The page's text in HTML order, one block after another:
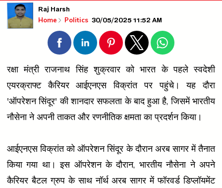
Raj Harsh
Home Politics 30/05/2025 11:52 AM
रक्षा मंत्री राजनाथ सिंह शुक्रवार को भारत के पहले स्वदेशी
एयरक्राफ्ट कैरियर आईएनएस विक्रांत पर पहुंचे। यह दौरा
'ऑपरेशन सिंदूर' की शानदार सफलता के बाद हुआ है, जिसमें भारतीय
नौसेना ने अपनी ताकत और रणनीतिक क्षमता का प्रदर्शन किया।
आईएनएस विक्रांत को ऑपरेशन सिंदूर के दौरान अरब सागर में तैनात
किया गया था। इस ऑपरेशन के दौरान, भारतीय नौसेना ने अपने
कैरियर बैटल ग्रुप के साथ नॉर्थ अरब सागर में फॉरवर्ड डिप्लॉयमेंट